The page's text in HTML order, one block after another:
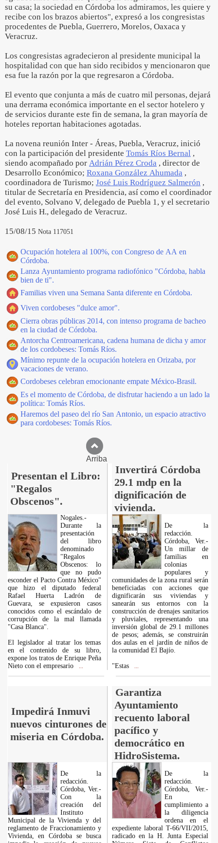
su casa; la sociedad en Córdoba los admiramos, les quiere y
recibe con los brazos abiertos", expresó a los congresistas
procedentes de Puebla, Guerrero, Morelos, Oaxaca y
Veracruz.
Los congresistas agradecieron al presidente municipal la
hospitalidad con que han sido recibidos y mencionaron que
esa fue la razón por la que regresaron a Córdoba.
El evento que conjunta a más de cuatro mil personas, dejará
una derrama económica importante en el sector hotelero y
de servicios durante este fin de semana, la gran mayoría de
hoteles reportan habitaciones agotadas.
La novena reunión Inter - Áreas, Puebla, Veracruz, inició
con la participación del presidente Tomás Ríos Bernal ,
siendo acompañado por Adrián Pérez Croda , director de
Desarrollo Económico; Roxana González Ahumada ,
coordinadora de Turismo; José Luis Rodríguez Salmerón ,
titular de Secretaría en Presidencia, así como el coordinador
del evento, Solvano V, delegado de Puebla 1, y el secretario
José Luis H., delegado de Veracruz.
15/08/15 Nota 117051
Ocupación hotelera al 100%, con Congreso de AA en
Córdoba.
Lanza Ayuntamiento programa radiofónico "Córdoba, habla
bien de ti".
Familias viven una Semana Santa diferente en Córdoba.
Viven cordobeses "dulce amor".
Cierra obras públicas 2014, con intenso programa de bacheo
en la ciudad de Córdoba.
Antorcha Centroamericana, cadena humana de dicha y amor
de los cordobeses: Tomás Ríos.
Mínimo repunte de la ocupación hotelera en Orizaba, por
vacaciones de verano.
Cordobeses celebran emocionante empate México-Brasil.
Es el momento de Córdoba, de disfrutar haciendo a un lado la
política: Tomás Ríos.
Haremos del paseo del río San Antonio, un espacio atractivo
para cordobeses: Tomás Ríos.
Arriba
Presentan el Libro:
"Regalos
Obscenos".
Invertirá Córdoba
29.1 mdp en la
dignificación de
vivienda.
Nogales.-
Durante la
presentación
del libro
denominado
"Regalos
Obscenos: lo
que no pudo
esconder el Pacto Contra México"
que hizo el diputado federal
Rafael Huerta Ladrón de
Guevara, se expusieron casos
conocidos como el escándalo de
corrupción de la mal llamada
"Casa Blanca".
El legislador al tratar los temas
en el contenido de su libro,
expone los tratos de Enrique Peña
Nieto con el empresario
De la
redacción.
Córdoba, Ver.-
Un millar de
familias en
colonias
populares y
comunidades de la zona rural serán
beneficiadas con acciones que
dignificarán sus viviendas y
sanearán sus entornos con la
construcción de drenajes sanitarios
y pluviales, representando una
inversión global de 29.1 millones
de pesos; además, se construirán
dos aulas en el jardín de niños de
la comunidad El Bajío.
"Estas
Impedirá Inmuvi
nuevos cinturones de
miseria en Córdoba.
Garantiza
Ayuntamiento
recuento laboral
pacífico y
democrático en
HidroSistema.
De la
redacción.
Córdoba, Ver.-
Con la
creación del
Instituto
Municipal de la Vivienda y del
reglamento de Fraccionamiento y
Vivienda, en Córdoba se busca
De la
redacción.
Córdoba, Ver.-
En
cumplimiento a
la diligencia
ordena en el
expediente laboral T-66/VII/2015,
radicado en la H. Junta Especial